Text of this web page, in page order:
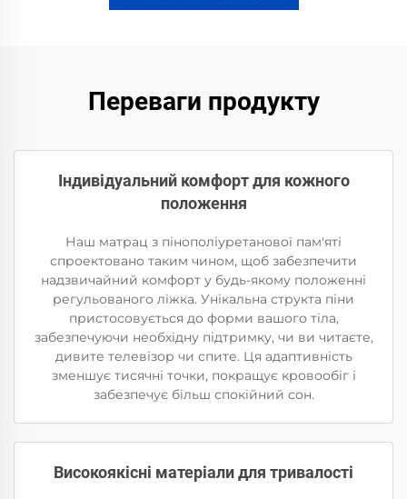
Переваги продукту
Індивідуальний комфорт для кожного
положення
Наш матрац з пінополіуретанової пам'яті
спроектовано таким чином, щоб забезпечити
надзвичайний комфорт у будь-якому положенні
регульованого ліжка. Унікальна структа піни
пристосовується до форми вашого тіла,
забезпечуючи необхідну підтримку, чи ви читаєте,
дивите телевізор чи спите. Ця адаптивність
зменшує тисячні точки, покращує кровообіг і
забезпечує більш спокійний сон.
Високоякісні матеріали для тривалості